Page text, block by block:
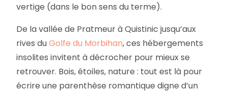
vertige (dans le bon sens du terme).
De la vallée de Pratmeur à Quistinic jusqu’aux
rives duGolfe du Morbihan, ces hébergements
insolites invitent à décrocher pour mieux se
retrouver. Bois, étoiles, nature : tout est là pour
écrire une parenthèse romantique digne d’un